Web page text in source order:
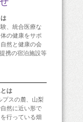
、統合医療な
の健康をサポ
然と健康の会
携の宿泊施設等
は
スの麓、山梨
然に近い形で
行っている畑